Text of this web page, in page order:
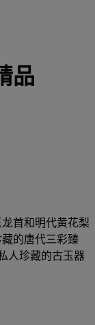
品
首和明代黄花梨
的唐代三彩臻
人珍藏的古玉器